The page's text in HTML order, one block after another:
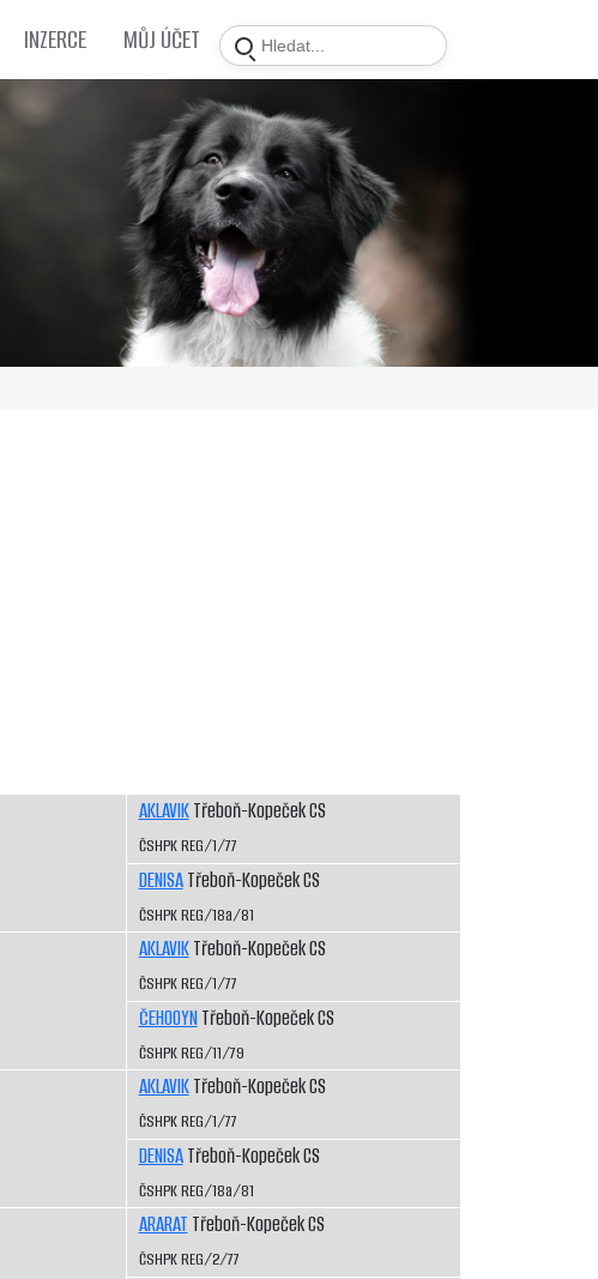
INZERCE MŮJ ÚČET
AKLAVIKTřeboň-Kopeček CS
ČSHPK REG/1/77
DENISATřeboň-Kopeček CS
ČSHPK REG/18a/81
AKLAVIKTřeboň-Kopeček CS
ČSHPK REG/1/77
ČEHOOYNTřeboň-Kopeček CS
ČSHPK REG/11/79
AKLAVIKTřeboň-Kopeček CS
ČSHPK REG/1/77
DENISATřeboň-Kopeček CS
ČSHPK REG/18a/81
ARARAT Třeboň-Kopeček CS
ČSHPK REG/2/77